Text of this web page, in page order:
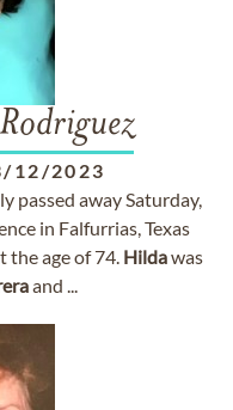
12/2023
passed away Saturday,
in Falfurrias, Texas
the age of 74. Hildawas
and ...